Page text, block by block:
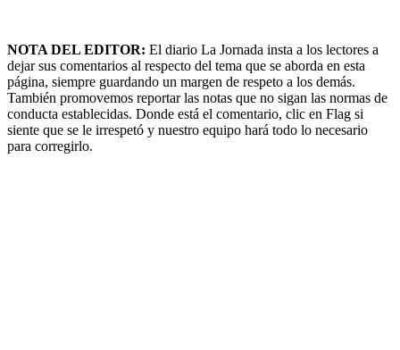
NOTA DEL EDITOR: El diario La Jornada insta a los lectores a
dejar sus comentarios al respecto del tema que se aborda en esta
página, siempre guardando un margen de respeto a los demás.
También promovemos reportar las notas que no sigan las normas de
conducta establecidas. Donde está el comentario, clic en Flag si
siente que se le irrespetó y nuestro equipo hará todo lo necesario
para corregirlo.